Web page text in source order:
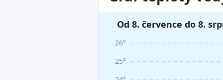
Od 8. července do 8.
25°
26°